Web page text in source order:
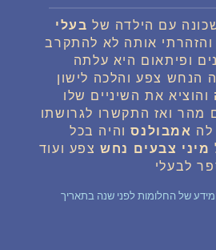
1
עם הילדה של בעלי
והזהרתי אותה לא להתקרב
ופיתאום היא עלתה
הנחש צפע והלכה לישון
והוציא את השיניים שלו
מהר ואז התקשרו לגרושתו
לה אמבולנסוהיה בכל
מיני צבעים נחשצפע ועוד
לבעלי
של החלומות לפני שנה בתאריך